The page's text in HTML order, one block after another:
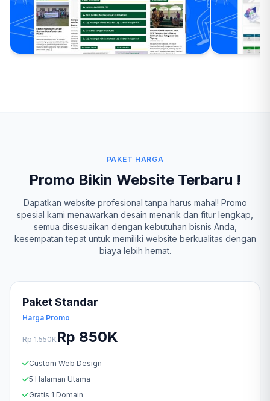
PAKET HARGA
Promo Bikin Website Terbaru !
Dapatkan website profesional tanpa harus mahal! Promo
spesial kami menawarkan desain menarik dan fitur lengkap,
semua disesuaikan dengan kebutuhan bisnis Anda,
kesempatan tepat untuk memiliki website berkualitas dengan
biaya lebih hemat.
Paket Standar
Harga Promo
Rp 1.550KRp 850K
Custom Web Design
5 Halaman Utama
Gratis 1 Domain